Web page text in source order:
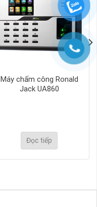
Máy chấm công Ronald
Jack UA860
Đọc tiếp